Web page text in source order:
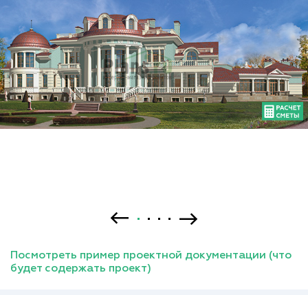
Посмотреть пример проектной документации (что
будет содержать проект)